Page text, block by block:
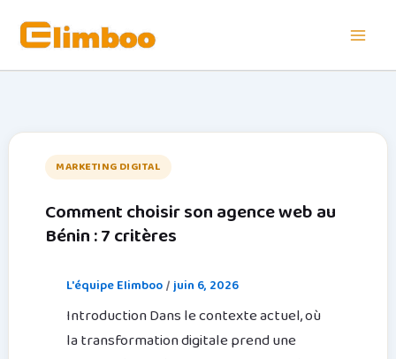
MARKETING DIGITAL
Comment choisir son agence web au
Bénin : 7 critères
L'équipe Elimboo/juin 6, 2026
Introduction Dans le contexte actuel, où
la transformation digitale prend une